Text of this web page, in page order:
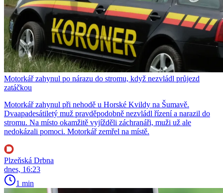
Motorkář zahynul po nárazu do stromu, když nezvládl průjezd
zatáčkou
Motorkář zahynul při nehodě u Horské Kvildy na Šumavě.
Dvaapadesátiletý muž pravděpodobně nezvládl řízení a narazil do
stromu. Na místo okamžitě vyjížděli záchranáři, muži už ale
nedokázali pomoci. Motorkář zemřel na místě.
Plzeňská Drbna
dnes, 16:23
1 min